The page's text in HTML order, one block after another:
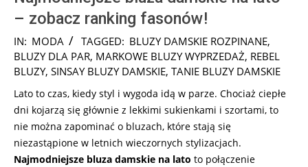
– zobacz ranking fasonów!
2024-
06-
21
IN: MODA TAGGED: BLUZY DAMSKIE ROZPINANE,
BLUZY DLA PAR, MARKOWE BLUZY WYPRZEDAŻ, REBEL
BLUZY, SINSAY BLUZY DAMSKIE, TANIE BLUZY DAMSKIE
Lato to czas, kiedy styl i wygoda idą w parze. Chociaż ciepłe
dni kojarzą się głównie z lekkimi sukienkami i szortami, to
nie można zapominać o bluzach, które stają się
niezastąpione w letnich wieczornych stylizacjach.
Najmodniejsze bluza damskie na lato to połączenie